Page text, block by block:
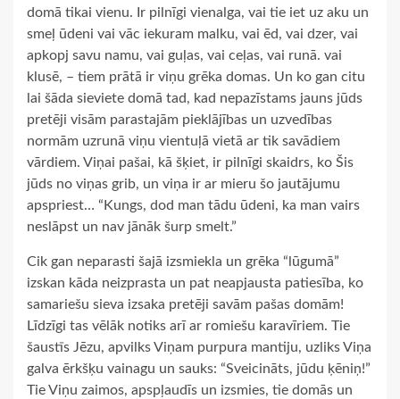
domā tikai vienu. Ir pilnīgi vienalga, vai tie iet uz aku un
smeļ ūdeni vai vāc iekuram malku, vai ēd, vai dzer, vai
apkopj savu namu, vai guļas, vai ceļas, vai runā. vai
klusē, – tiem prātā ir viņu grēka domas. Un ko gan citu
lai šāda sieviete domā tad, kad nepazīstams jauns jūds
pretēji visām parastajām pieklājības un uzvedības
normām uzrunā viņu vientuļā vietā ar tik savādiem
vārdiem. Viņai pašai, kā šķiet, ir pilnīgi skaidrs, ko Šis
jūds no viņas grib, un viņa ir ar mieru šo jautājumu
apspriest… “Kungs, dod man tādu ūdeni, ka man vairs
neslāpst un nav jānāk šurp smelt.”
Cik gan neparasti šajā izsmiekla un grēka “lūgumā”
izskan kāda neizprasta un pat neapjausta patiesība, ko
samariešu sieva izsaka pretēji savām pašas domām!
Līdzīgi tas vēlāk notiks arī ar romiešu karavīriem. Tie
šaustīs Jēzu, apvilks Viņam purpura mantiju, uzliks Viņa
galva ērkšķu vainagu un sauks: “Sveicināts, jūdu ķēniņ!”
Tie Viņu zaimos, apspļaudīs un izsmies, tie domās un